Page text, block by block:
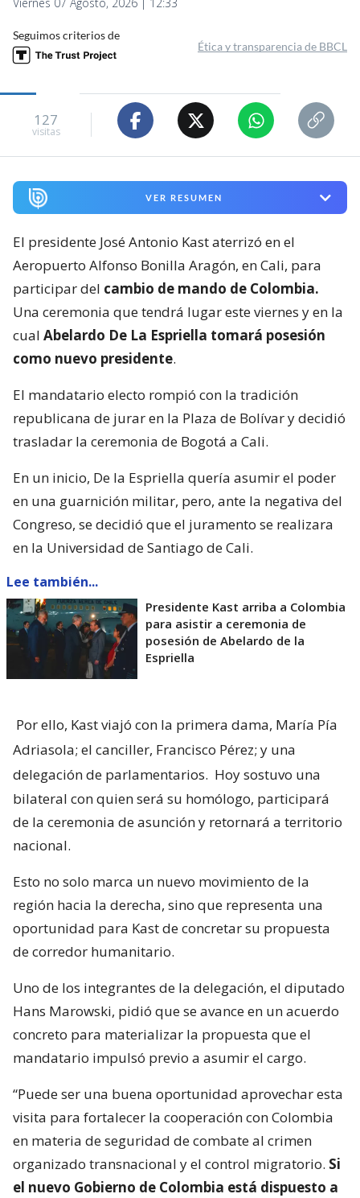
Viernes 07 Agosto, 2026 | 12:33
Seguimos criterios de
Ética y transparencia de BBCL
127
visitas
VER RESUMEN
El presidente José Antonio Kast aterrizó en el
Aeropuerto Alfonso Bonilla Aragón, en Cali, para
participar del cambio de mando de Colombia.
Una ceremonia que tendrá lugar este viernes y en la
cual Abelardo De La Espriella tomará posesión
como nuevo presidente.
El mandatario electo rompió con la tradición
republicana de jurar en la Plaza de Bolívar y decidió
trasladar la ceremonia de Bogotá a Cali.
En un inicio, De la Espriella quería asumir el poder
en una guarnición militar, pero, ante la negativa del
Congreso, se decidió que el juramento se realizara
en la Universidad de Santiago de Cali.
Lee también...
Presidente Kast arriba a Colombia
para asistir a ceremonia de
posesión de Abelardo de la
Espriella
Por ello, Kast viajó con la primera dama, María Pía
Adriasola; el canciller, Francisco Pérez; y una
delegación de parlamentarios. Hoy sostuvo una
bilateral con quien será su homólogo, participará
de la ceremonia de asunción y retornará a territorio
nacional.
Esto no solo marca un nuevo movimiento de la
región hacia la derecha, sino que representa una
oportunidad para Kast de concretar su propuesta
de corredor humanitario.
Uno de los integrantes de la delegación, el diputado
Hans Marowski, pidió que se avance en un acuerdo
concreto para materializar la propuesta que el
mandatario impulsó previo a asumir el cargo.
“Puede ser una buena oportunidad aprovechar esta
visita para fortalecer la cooperación con Colombia
en materia de seguridad de combate al crimen
organizado transnacional y el control migratorio. Si
el nuevo Gobierno de Colombia está dispuesto a